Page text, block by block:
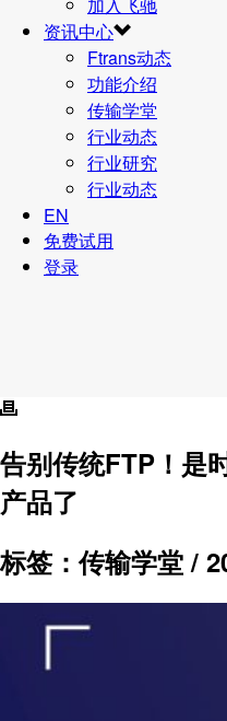
资讯中心
Ftrans动态
功能介绍
传输学堂
行业动态
行业研究
行业动态
EN
免费试用
登录
告别传统FTP！是
产品了
标签：传输学堂 /